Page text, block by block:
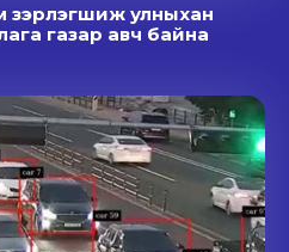
зэрлэгшиж улныхан
газар авч байна